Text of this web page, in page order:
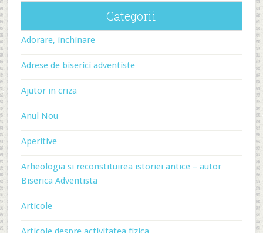
Categorii
Adorare, inchinare
Adrese de biserici adventiste
Ajutor in criza
Anul Nou
Aperitive
Arheologia si reconstituirea istoriei antice – autor
Biserica Adventista
Articole